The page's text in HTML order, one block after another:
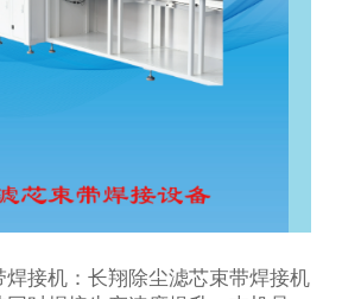
焊接机：长翔除尘滤芯束带焊接机